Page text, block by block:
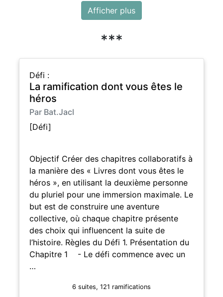
Afficher plus
***
Défi :
La ramification dont vous êtes le
héros
Par Bat.Jacl
[Défi]
Objectif Créer des chapitres collaboratifs à
la manière des « Livres dont vous êtes le
héros », en utilisant la deuxième personne
du pluriel pour une immersion maximale. Le
but est de construire une aventure
collective, où chaque chapitre présente
des choix qui influencent la suite de
l’histoire. Règles du Défi 1. Présentation du
Chapitre 1 - Le défi commence avec un
…
6 suites, 121 ramifications